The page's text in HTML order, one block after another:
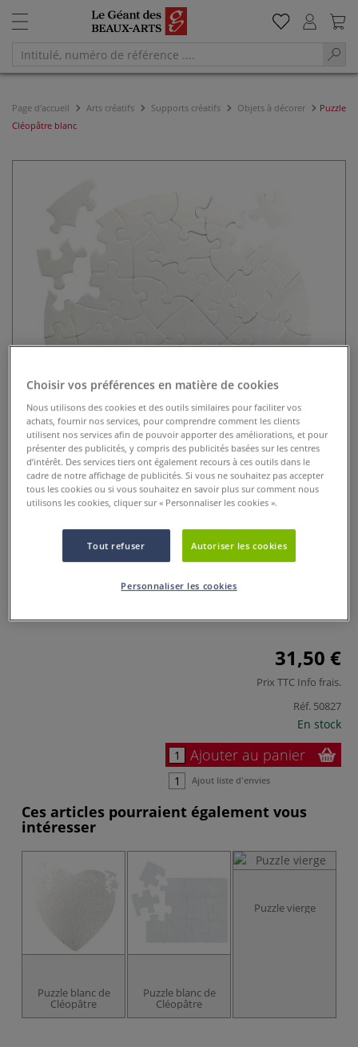
Page d'accueil Arts créatifs Supports créatifs Objets à décorer
Puzzle
Cléopâtre blanc
Puzzle Cléopâtre blanc
0 Commentaires
Ce puzzle Cléopâtre blanc est un puzzle rond de 41 pièces,
en carton blanc robuste. Il est idéal pour peindre, écrire ou
31,50 €
Prix TTC Info frais.
Réf. 50827
En stock
Ajouter au panier
Ajout liste d'envies
Ces articles pourraient également vous
intéresser
Puzzle blanc de
Cléopâtre
Puzzle blanc de
Cléopâtre
Puzzle vierge
Choisir vos préférences en matière de cookies
Nous utilisons des cookies et des outils similaires pour faciliter vos
achats, fournir nos services, pour comprendre comment les clients
utilisent nos services afin de pouvoir apporter des améliorations, et pour
présenter des publicités, y compris des publicités basées sur les centres
d’intérêt. Des services tiers ont également recours à ces outils dans le
cadre de notre affichage de publicités. Si vous ne souhaitez pas accepter
tous les cookies ou si vous souhaitez en savoir plus sur comment nous
utilisons les cookies, cliquer sur « Personnaliser les cookies ».
Tout refuser Autoriser les cookies
Personnaliser les cookies